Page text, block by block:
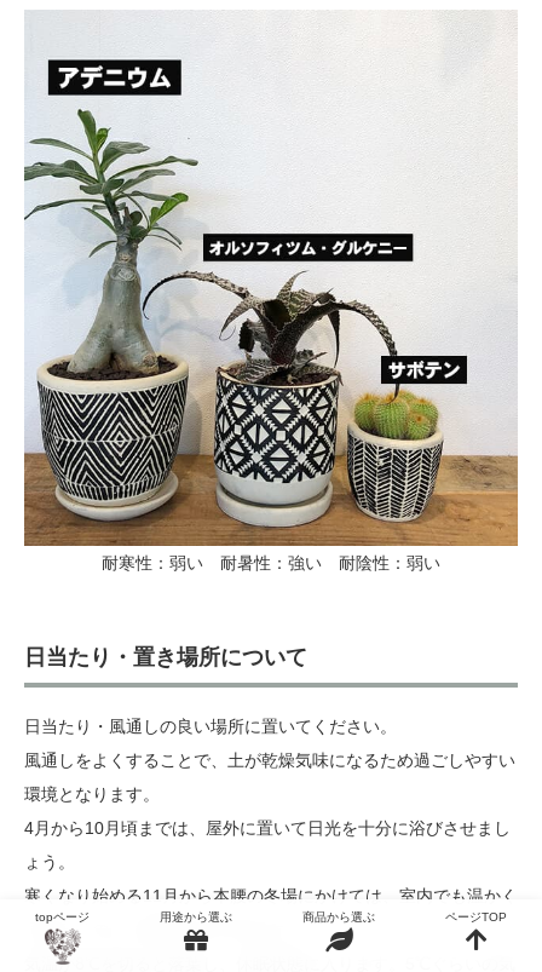
耐寒性：弱い 耐暑性：強い 耐陰性：弱い
日当たり・置き場所について
日当たり・風通しの良い場所に置いてください。
風通しをよくすることで、土が乾燥気味になるため過ごしやすい
環境となります。
4月から10月頃までは、屋外に置いて日光を十分に浴びさせまし
ょう。
寒くなり始める11月から本腰の冬場にかけては、室内でも温かく
日当たりのよい場所がおすすめです。
気温が8℃を切ると落葉し、休眠状態に入ります。5℃ぐらいの気
topページ 用途から選ぶ 商品から選ぶ ページTOP